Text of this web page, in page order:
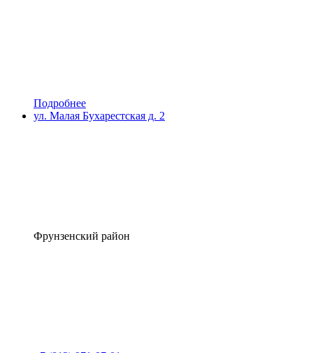
Подробнее
ул. Малая Бухарестская д. 2
Фрунзенский район